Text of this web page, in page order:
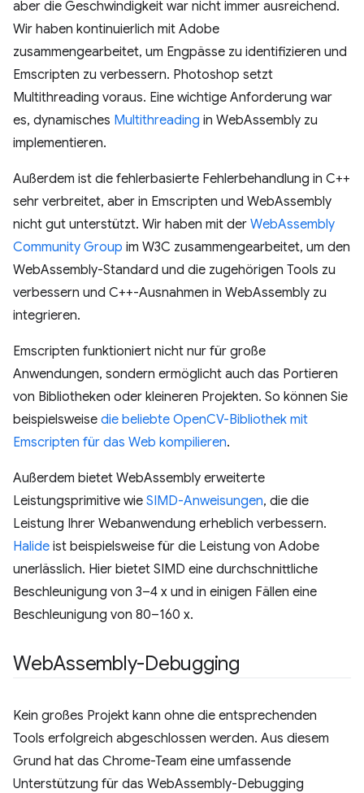
aber die Geschwindigkeit war nicht immer ausreichend.
Wir haben kontinuierlich mit Adobe
zusammengearbeitet, um Engpässe zu identifizieren und
Emscripten zu verbessern. Photoshop setzt
Multithreading voraus. Eine wichtige Anforderung war
es, dynamisches Multithreading in WebAssembly zu
implementieren.
Außerdem ist die fehlerbasierte Fehlerbehandlung in C++
sehr verbreitet, aber in Emscripten und WebAssembly
nicht gut unterstützt. Wir haben mit der WebAssembly
Community Group im W3C zusammengearbeitet, um den
WebAssembly-Standard und die zugehörigen Tools zu
verbessern und C++-Ausnahmen in WebAssembly zu
integrieren.
Emscripten funktioniert nicht nur für große
Anwendungen, sondern ermöglicht auch das Portieren
von Bibliotheken oder kleineren Projekten. So können Sie
beispielsweise die beliebte OpenCV-Bibliothek mit
Emscripten für das Web kompilieren.
Außerdem bietet WebAssembly erweiterte
Leistungsprimitive wie SIMD-Anweisungen, die die
Leistung Ihrer Webanwendung erheblich verbessern.
Halide ist beispielsweise für die Leistung von Adobe
unerlässlich. Hier bietet SIMD eine durchschnittliche
Beschleunigung von 3–4 x und in einigen Fällen eine
Beschleunigung von 80–160 x.
WebAssembly-Debugging
Kein großes Projekt kann ohne die entsprechenden
Tools erfolgreich abgeschlossen werden. Aus diesem
Grund hat das Chrome-Team eine umfassende
Unterstützung für das WebAssembly-Debugging